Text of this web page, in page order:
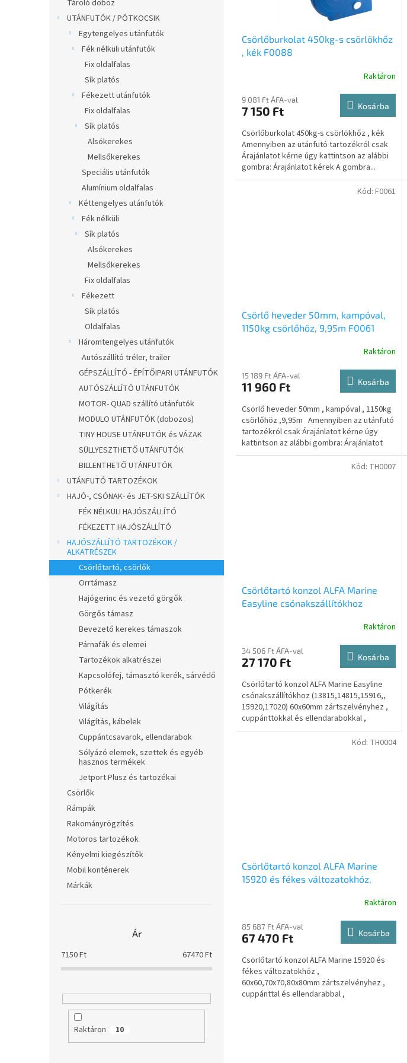
Tároló doboz
UTÁNFUTÓK / PÓTKOCSIK
Egytengelyes utánfutók
Fék nélküli utánfutók
Fix oldalfalas
Sík platós
Fékezett utánfutók
Fix oldalfalas
Sík platós
Alsókerekes
Mellsőkerekes
Speciális utánfutók
Alumínium oldalfalas
Kéttengelyes utánfutók
Fék nélküli
Sík platós
Alsókerekes
Mellsőkerekes
Fix oldalfalas
Fékezett
Sík platós
Oldalfalas
Háromtengelyes utánfutók
Autószállító tréler, trailer
GÉPSZÁLLÍTÓ - ÉPÍTŐIPARI UTÁNFUTÓK
AUTÓSZÁLLÍTÓ UTÁNFUTÓK
MOTOR- QUAD szállító utánfutók
MODULO UTÁNFUTÓK (dobozos)
TINY HOUSE UTÁNFUTÓK és VÁZAK
SÜLLYESZTHETŐ UTÁNFUTÓK
BILLENTHETŐ UTÁNFUTÓK
UTÁNFUTÓ TARTOZÉKOK
HAJÓ-, CSÓNAK- és JET-SKI SZÁLLÍTÓK
FÉK NÉLKÜLI HAJÓSZÁLLÍTÓ
FÉKEZETT HAJÓSZÁLLÍTÓ
HAJÓSZÁLLÍTÓ TARTOZÉKOK /
ALKATRÉSZEK
Csörlőtartó, csörlők
Orrtámasz
Hajógerinc és vezető görgők
Görgős támasz
Bevezető kerekes támaszok
Párnafák és elemei
Tartozékok alkatrészei
Kapcsolófej, támasztó kerék, sárvédő
Pótkerék
Világítás
Világítás, kábelek
Cuppántcsavarok, ellendarabok
Sólyázó elemek, szettek és egyéb
hasznos termékek
Jetport Plusz és tartozékai
Csörlők
Rámpák
Rakományrögzítés
Motoros tartozékok
Kényelmi kiegészítők
Mobil konténerek
Márkák
Ár
7150Ft 67470Ft
Raktáron 10
Csörlőburkolat 450kg-s csörlökhőz
, kék F0088
Raktáron
9 081 Ft ÁFA-val
7 150 Ft Kosárba
Csörlőburkolat 450kg-s csörlökhőz , kék
Amennyiben az utánfutó tartozékról csak
Árajánlatot kérne úgy kattintson az alábbi
gombra: Árajánlatot kérek A gombra...
Csörlő heveder 50mm, kampóval,
1150kg csörlőhöz, 9,95m F0061
Raktáron
15 189 Ft ÁFA-val
11 960 Ft Kosárba
Csörlő heveder 50mm , kampóval , 1150kg
csörlőhöz ,9,95m Amennyiben az utánfutó
tartozékról csak Árajánlatot kérne úgy
kattintson az alábbi gombra: Árajánlatot
kérek...
Kód: F0061
Csörlőtartó konzol ALFA Marine
Easyline csónakszállítókhoz
zártszelvényhez, cuppánttokkal és
ellendarabokkal, kötőelemekkel,
kpl. TH0007
Raktáron
34 506 Ft ÁFA-val
27 170 Ft Kosárba
Csörlőtartó konzol ALFA Marine Easyline
csónakszállítókhoz (13815,14815,15916,,
15920,17020) 60x60mm zártszelvényhez ,
cuppánttokkal és ellendarabokkal ,
kötőelemekkel, kpl....
Kód: TH0007
Csörlőtartó konzol ALFA Marine
15920 és fékes változatokhóz,
zártszelvényhez, cuppánttal és
TH0004
Raktáron
85 687 Ft ÁFA-val
67 470 Ft Kosárba
Csörlőtartó konzol ALFA Marine 15920 és
fékes változatokhóz ,
60x60,70x70,80x80mm zártszelvényhez ,
cuppánttal és ellendarabbal ,
Kód: TH0004